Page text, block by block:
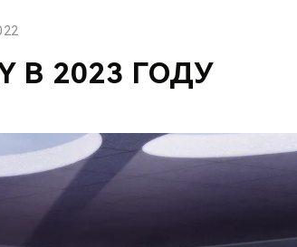
В 2023 ГОДУ